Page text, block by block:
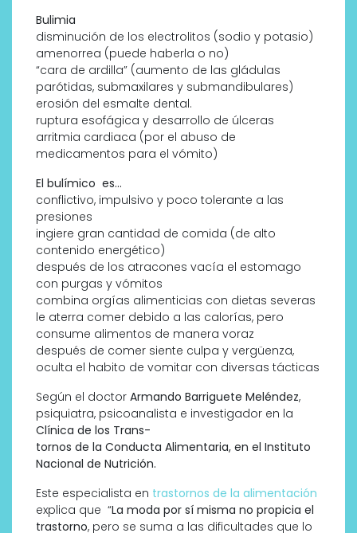
Bulimia
disminución de los electrolitos (sodio y potasio)
amenorrea (puede haberla o no)
“cara de ardilla” (aumento de las gládulas
parótidas, submaxilares y submandibulares)
erosión del esmalte dental.
ruptura esofágica y desarrollo de úlceras
arritmia cardiaca (por el abuso de
medicamentos para el vómito)
El bulímico es…
conflictivo, impulsivo y poco tolerante a las
presiones
ingiere gran cantidad de comida (de alto
contenido energético)
después de los atracones vacía el estomago
con purgas y vómitos
combina orgías alimenticias con dietas severas
le aterra comer debido a las calorías, pero
consume alimentos de manera voraz
después de comer siente culpa y vergüenza,
oculta el habito de vomitar con diversas tácticas
Según el doctor Armando Barriguete Meléndez,
psiquiatra, psicoanalista e investigador en la
Clínica de los Trans-
tornos de la Conducta Alimentaria, en el Instituto
Nacional de Nutrición.
Este especialista en trastornos de la alimentación
explica que “La moda por sí misma no propicia el
trastorno, pero se suma a las dificultades que lo